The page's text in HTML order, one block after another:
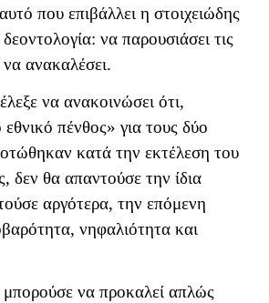
που επιβάλλει η στοιχειώδης
να παρουσιάσει τις
να ανακαλέσει.
να ανακοινώσει ότι,
πένθος» για τους δύο
κατά την εκτέλεση του
δεν θα απαντούσε την ίδια
αργότερα, την επόμενη
νηφαλιότητα και
να προκαλεί απλώς